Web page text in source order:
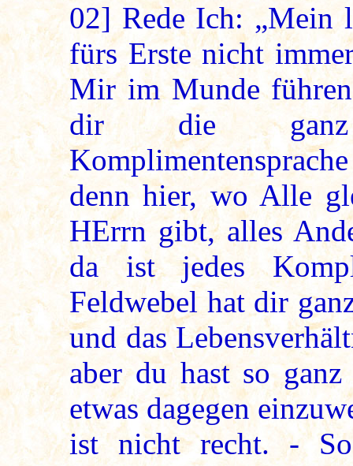
02] Rede Ich: „Mein
fürs Erste nicht
Mir im Munde
dir die ganz
denn hier, wo Alle
HErrn gibt, alles
da ist jedes
Feldwebel hat dir
und das
aber du hast so
etwas dagegen
ist nicht recht. -